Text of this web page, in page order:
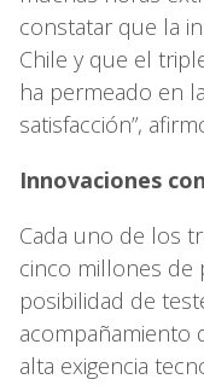
constatar que la
Chile y que el
ha permeado en
satisfacción”,
Innovaciones
Cada uno de los
cinco millones de
posibilidad de
acompañamiento
alta exigencia